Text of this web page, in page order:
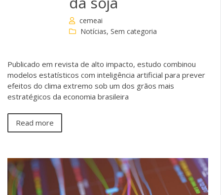
cemeai
Notícias, Sem categoria
Publicado em revista de alto impacto, estudo combinou
modelos estatísticos com inteligência artificial para prever
efeitos do clima extremo sob um dos grãos mais
estratégicos da economia brasileira
Read more